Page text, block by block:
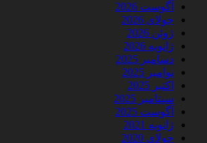
آگوست 2026
جولای 2026
ژوئن 2026
ژانویه 2026
دسامبر 2025
نوامبر 2025
اکتبر 2025
سپتامبر 2025
آگوست 2025
ژانویه 2021
جولای 2020